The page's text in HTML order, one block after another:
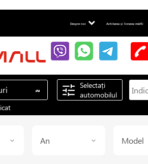
Despre noi Achitarea și livrarea mărfii
Selectați
automobilul
An Model